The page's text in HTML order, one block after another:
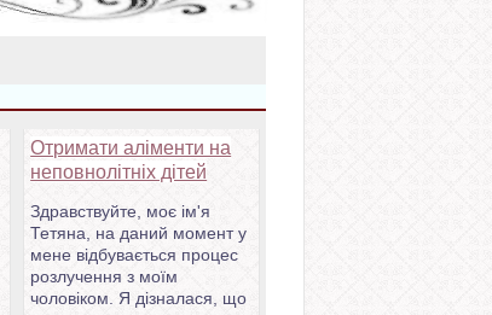
Отримати аліменти на
неповнолітніх дітей
Здравствуйте, моє ім'я
Тетяна, на даний момент у
мене відбувається процес
розлучення з моїм
чоловіком. Я дізналася, що